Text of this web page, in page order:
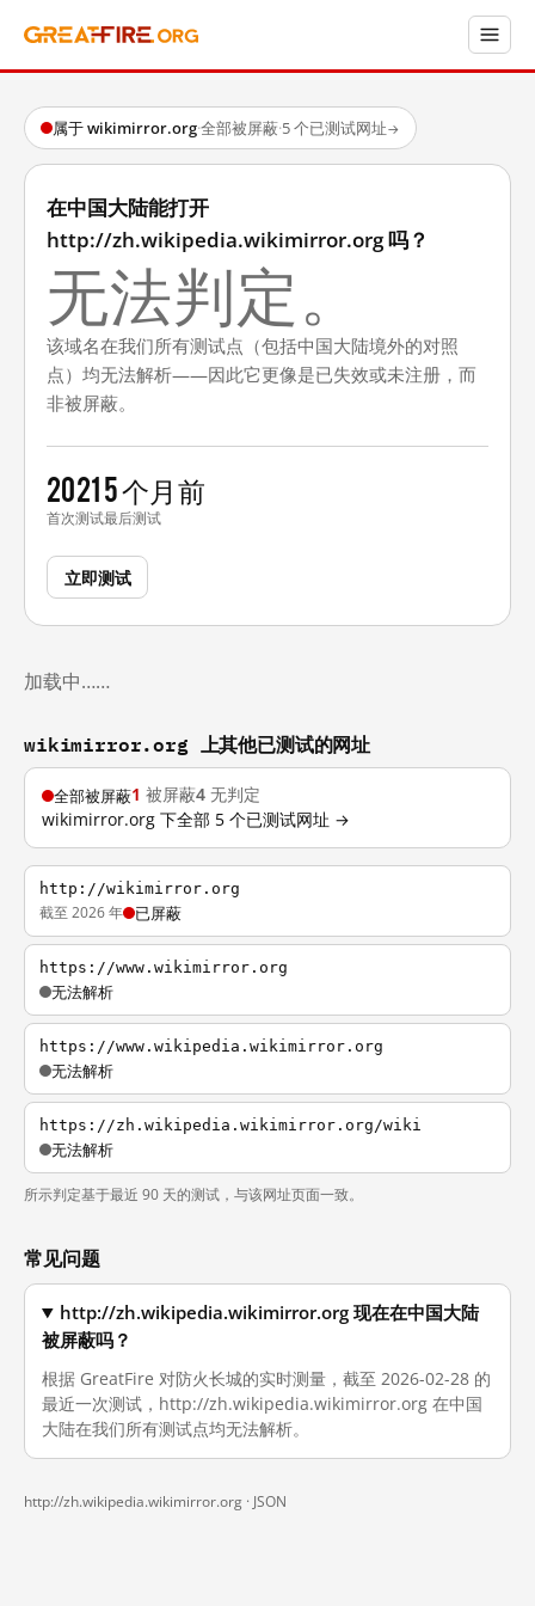
属于 wikimirror.org·全部被屏蔽·5 个已测试网址→
在中国大陆能打开
http://zh.wikipedia.wikimirror.org 吗？
无法判定。
该域名在我们所有测试点（包括中国大陆境外的对照
点）均无法解析——因此它更像是已失效或未注册，而
非被屏蔽。
2021
首次测试
5 个月前
最后测试
立即测试
加载中……
wikimirror.org 上其他已测试的网址
全部被屏蔽1 被屏蔽4 无判定
wikimirror.org 下全部 5 个已测试网址 →
http://wikimirror.org
截至 2026 年 已屏蔽
https://www.wikimirror.org
无法解析
https://www.wikipedia.wikimirror.org
无法解析
https://zh.wikipedia.wikimirror.org/wiki
无法解析
所示判定基于最近 90 天的测试，与该网址页面一致。
常见问题
http://zh.wikipedia.wikimirror.org 现在在中国大陆
被屏蔽吗？
根据 GreatFire 对防火长城的实时测量，截至 2026-02-28 的
最近一次测试，http://zh.wikipedia.wikimirror.org 在中国
大陆在我们所有测试点均无法解析。
http://zh.wikipedia.wikimirror.org · JSON